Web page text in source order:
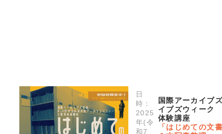
国際アーカイブ
イブズウィーク
体験講座
「はじめての
日
時：
2025
年(令
和7